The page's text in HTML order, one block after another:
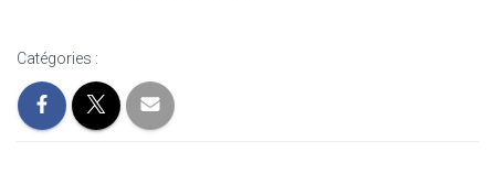
Catégories :